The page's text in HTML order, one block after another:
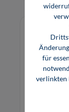
für
verlinkten